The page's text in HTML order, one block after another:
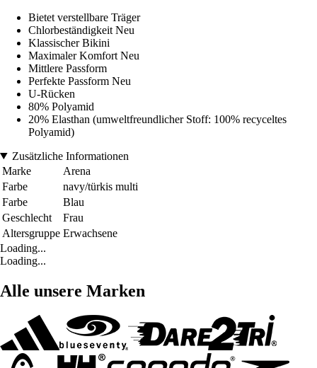
Bietet verstellbare Träger
Chlorbeständigkeit Neu
Klassischer Bikini
Maximaler Komfort Neu
Mittlere Passform
Perfekte Passform Neu
U-Rücken
80% Polyamid
20% Elasthan (umweltfreundlicher Stoff: 100% recyceltes
Polyamid)
Zusätzliche Informationen
Marke
Arena
Farbe
navy/türkis multi
Farbe
Blau
Geschlecht
Frau
Altersgruppe Erwachsene
Loading...
Loading...
Alle unsere Marken